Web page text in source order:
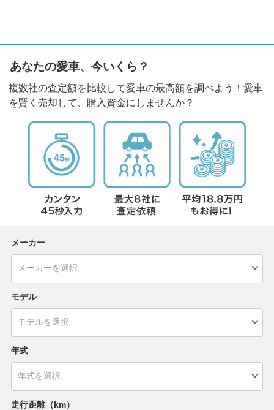
あなたの愛車、今いくら？
複数社の査定額を比較して愛車の最高額を調べよう！愛車
を賢く売却して、購入資金にしませんか？
メーカー
モデル
年式
走行距離（km）